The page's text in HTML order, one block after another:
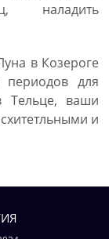
наладить
в Козероге
для
Тельце, ваши
и